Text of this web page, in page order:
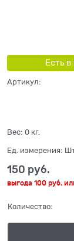
Есть
Артикул:
Вес: 0 кг.
Ед. измерения:
150 руб.
выгода 100 руб.
Количество: